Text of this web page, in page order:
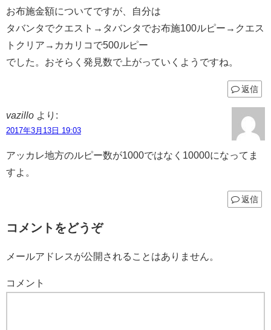
お布施金額についてですが、自分は
タバンタでクエスト→タバンタでお布施100ルピー→クエス
トクリア→カカリコで500ルピー
でした。おそらく発見数で上がっていくようですね。
返信
vazillo より:
2017年3月13日 19:03
アッカレ地方のルピー数が1000ではなく10000になってま
すよ。
返信
コメントをどうぞ
メールアドレスが公開されることはありません。
コメント